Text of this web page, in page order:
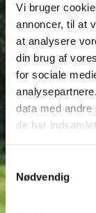
Vi bruger
annoncer, til at
at analysere
din brug af
for sociale
data med andre
de har
Samtykkevalg
Nødvendig
Har du